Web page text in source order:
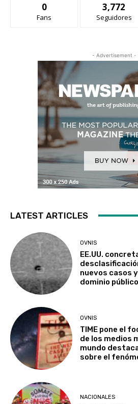
0
Fans
3,772
Seguidores
- Advertisement -
LATEST ARTICLES
OVNIS
EE.UU.
nuevos casos
dominio público
OVNIS
TIME pone el
de los medios
mundo
sobre el
NACIONALES